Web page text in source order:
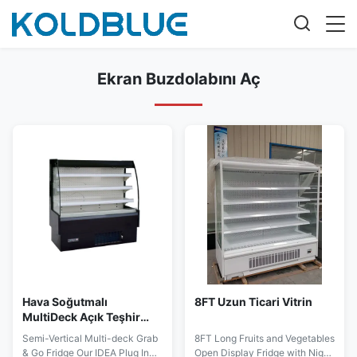
Ekran Buzdolabını Aç
Hava Soğutmalı
MultiDeck Açık Teşhir
Buzdolabı Yarı Dikey
Semi-Vertical Multi-deck Grab
& Go Fridge Our IDEA Plug In
8FT Uzun Ticari Vitrin
8FT Long Fruits and Vegetables
Open Display Fridge with Night